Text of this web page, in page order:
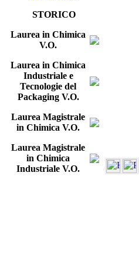
STORICO
Laurea in Chimica
V.O.
Laurea in Chimica
Industriale e
Tecnologie del
Packaging V.O.
Laurea Magistrale
in Chimica V.O.
Laurea Magistrale
in Chimica
Industriale V.O.